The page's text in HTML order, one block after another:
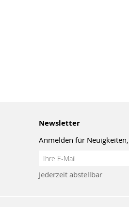
Newsletter
Anmelden für
Anmeldung
Newsletter:
Jederzeit abstellbar